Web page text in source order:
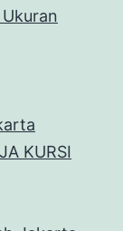
Ukuran
KURSI